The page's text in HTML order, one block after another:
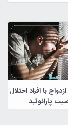
با افراد اختلال
پارانوئید